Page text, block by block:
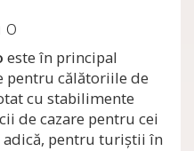
este în principal
pentru călătoriile de
cu stabilimente
de cazare pentru cei
adică, pentru turiştii în